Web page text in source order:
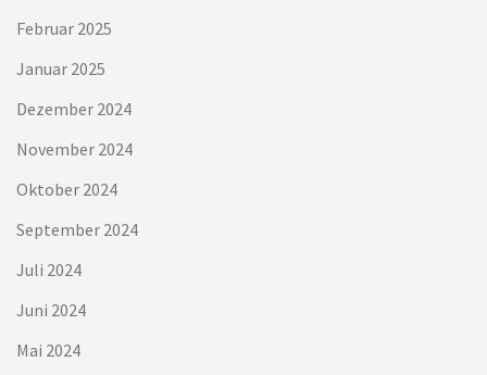
Februar 2025
Januar 2025
Dezember 2024
November 2024
Oktober 2024
September 2024
Juli 2024
Juni 2024
Mai 2024